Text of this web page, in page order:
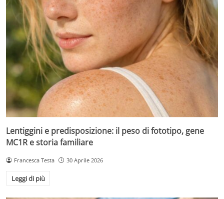
Lentiggini e predisposizione: il peso di fototipo, gene
MC1R e storia familiare
Francesca Testa 30 Aprile 2026
Leggi di più